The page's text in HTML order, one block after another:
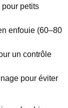
petits
enfouie (60–80
un contrôle
pour éviter